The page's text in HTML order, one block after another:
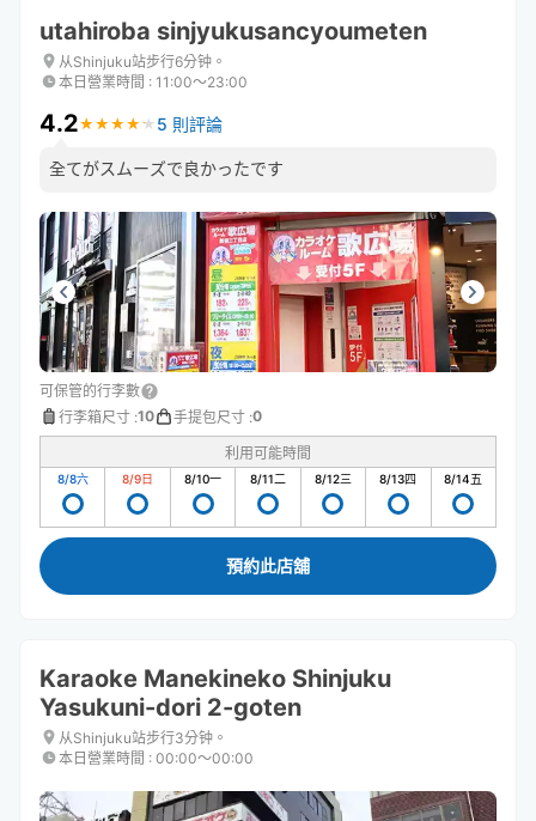
utahiroba sinjyukusancyoumeten
从Shinjuku站步行6分钟。
本日營業時間 : 11:00〜23:00
4.2★ ★ ★ ★ ★
★ ★ ★ ★ ★ 5 則評論
全てがスムーズで良かったです
可保管的行李數
行李箱尺寸 :10 手提包尺寸 :0
利用可能時間
8/8六 8/9日 8/10一 8/11二 8/12三 8/13四 8/14五
預約此店舖
Karaoke Manekineko Shinjuku
Yasukuni-dori 2-goten
从Shinjuku站步行3分钟。
本日營業時間 : 00:00〜00:00